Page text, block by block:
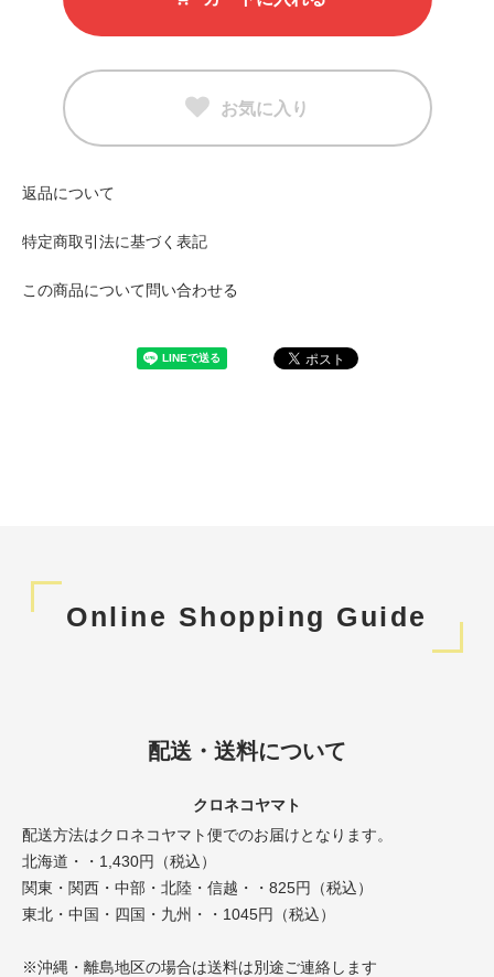
お気に入り
返品について
特定商取引法に基づく表記
この商品について問い合わせる
Online Shopping Guide
配送・送料について
クロネコヤマト
配送方法はクロネコヤマト便でのお届けとなります。
北海道・・1,430円（税込）
関東・関西・中部・北陸・信越・・825円（税込）
東北・中国・四国・九州・・1045円（税込）
※沖縄・離島地区の場合は送料は別途ご連絡します